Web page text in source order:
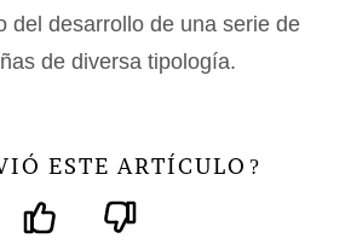
del desarrollo de una serie de
de diversa tipología.
ESTE ARTÍCULO ?